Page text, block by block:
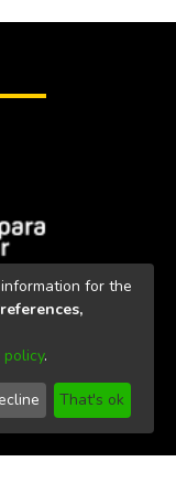
for the
policy.
That's ok